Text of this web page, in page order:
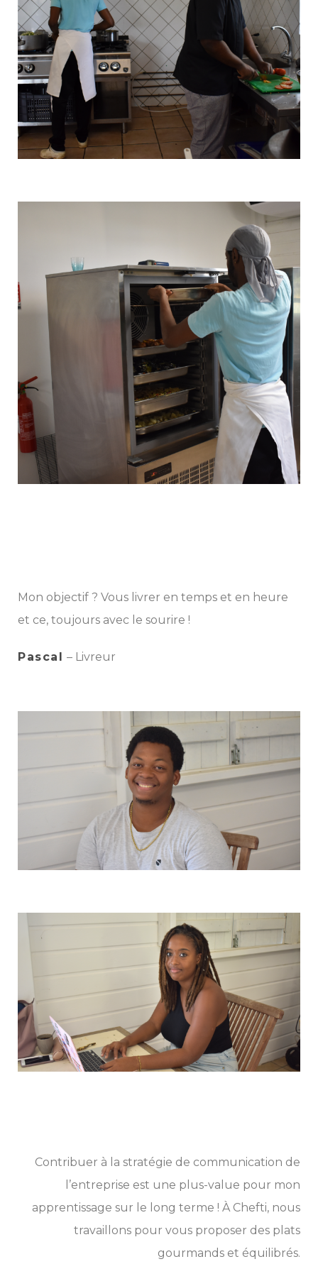
Mon objectif ? Vous livrer en temps et en heure
et ce, toujours avec le sourire !
Pascal – Livreur
Contribuer à la stratégie de communication de
l’entreprise est une plus-value pour mon
apprentissage sur le long terme ! À Chefti, nous
travaillons pour vous proposer des plats
gourmands et équilibrés.